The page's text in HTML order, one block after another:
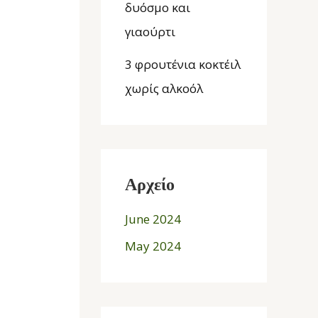
δυόσμο και
γιαούρτι
3 φρουτένια κοκτέιλ
χωρίς αλκοόλ
Αρχείο
June 2024
May 2024